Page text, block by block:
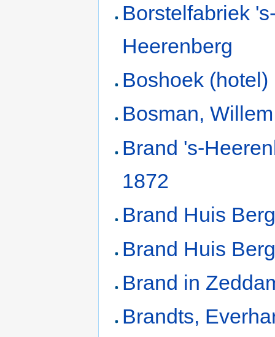
Borstelfabriek
Heerenberg
Boshoek (hotel)
Bosman,
Brand 's-
1872
Brand Huis
Brand Huis
Brand in
Brandts,